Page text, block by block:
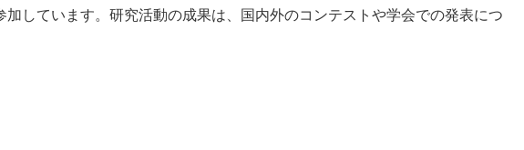
しています。研究活動の成果は、国内外のコンテストや学会での発表につ